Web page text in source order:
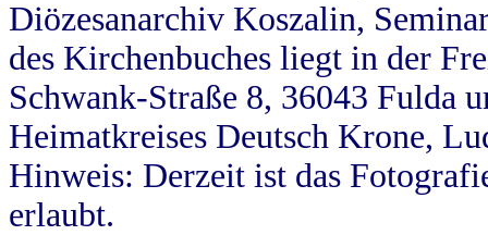
Diözesanarchiv Koszalin,
des Kirchenbuches liegt in der
Schwank-Straße 8, 36043 Fulda
Heimatkreises Deutsch Krone,
Hinweis: Derzeit ist das
erlaubt.